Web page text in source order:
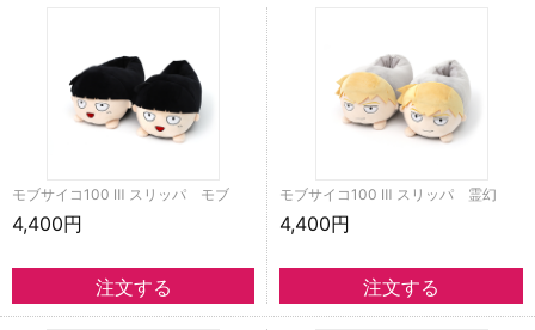
モブサイコ100 Ⅲ スリッパ モブ
4,400円
モブサイコ100 Ⅲ スリッパ 霊幻
4,400円